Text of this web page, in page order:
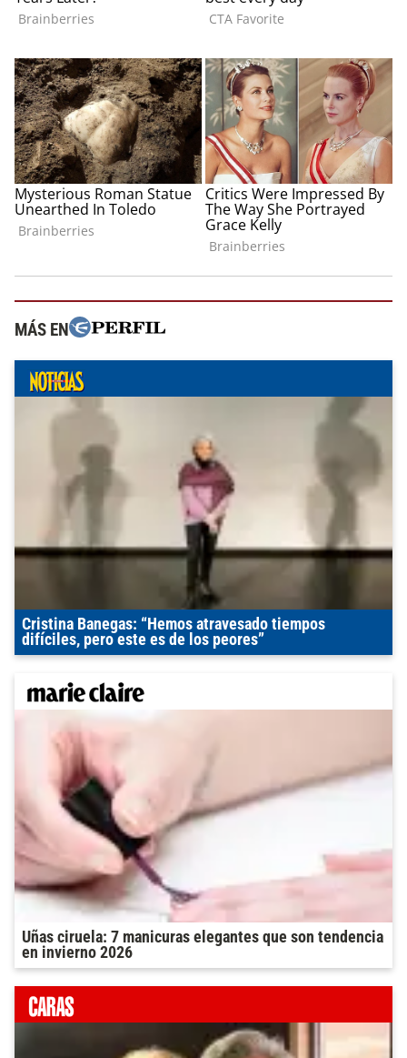
MÁS EN
Cristina Banegas: “Hemos atravesado tiempos
difíciles, pero este es de los peores”
Uñas ciruela: 7 manicuras elegantes que son tendencia
en invierno 2026